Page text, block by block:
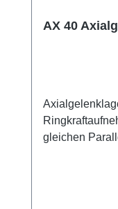
AX 40
gleichen